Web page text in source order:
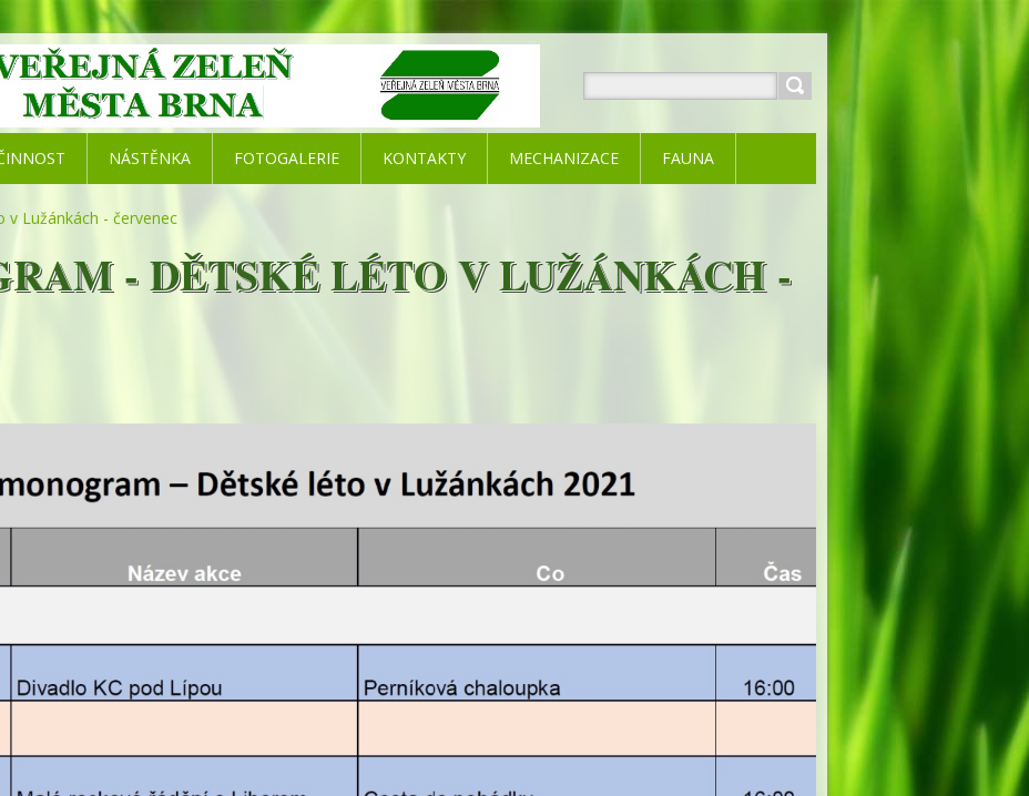
Lužánkách - červenec
- DĚTSKÉ LÉTO V LUŽÁNKÁCH -
NÁSTĚNKA FOTOGALERIE KONTAKTY MECHANIZACE FAUNA